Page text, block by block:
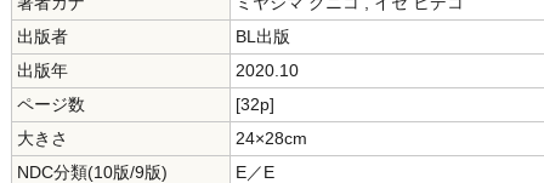
出版者
BL出版
出版年
2020.10
ページ数
[32p]
大きさ
24×28cm
NDC分類(10版/9版)
E／E